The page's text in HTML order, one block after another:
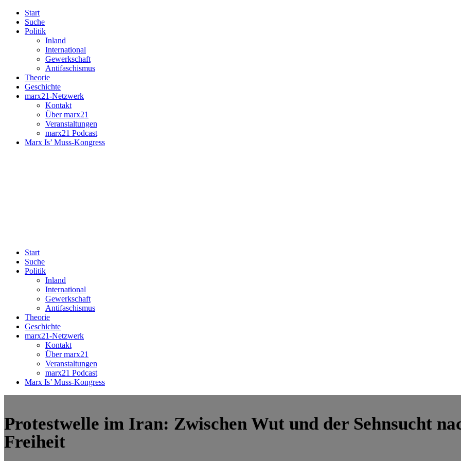
Start
Suche
Politik
Inland
International
Gewerkschaft
Antifaschismus
Theorie
Geschichte
marx21-Netzwerk
Kontakt
Über marx21
Veranstaltungen
marx21 Podcast
Marx Is’ Muss-Kongress
Start
Suche
Politik
Inland
International
Gewerkschaft
Antifaschismus
Theorie
Geschichte
marx21-Netzwerk
Kontakt
Über marx21
Veranstaltungen
marx21 Podcast
Marx Is’ Muss-Kongress
Protestwelle im Iran: Zwischen Wut und der Sehnsucht
Freiheit